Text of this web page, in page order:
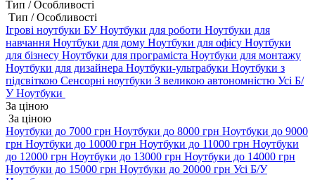
Тип / Особливості
Тип / Особливості
Ігрові ноутбуки БУНоутбуки для роботи Ноутбуки для
навчання Ноутбуки для дому Ноутбуки для офісу Ноутбуки
для бізнесу Ноутбуки для програміста Ноутбуки для монтажу
Ноутбуки для дизайнера Ноутбуки-ультрабуки Ноутбуки з
підсвіткою Сенсорні ноутбуки З великою автономністю Усі Б/
У Ноутбуки
За ціною
За ціною
Ноутбуки до 7000 грн Ноутбуки до 8000 грн Ноутбуки до 9000
грн Ноутбуки до 10000 грн Ноутбуки до 11000 грн Ноутбуки
до 12000 грн Ноутбуки до 13000 грн Ноутбуки до 14000 грн
Ноутбуки до 15000 грн Ноутбуки до 20000 грн Усі Б/У